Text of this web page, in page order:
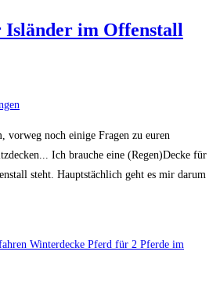
Isländer im Offenstall
vorweg noch einige Fragen zu euren
Ich brauche eine (Regen)Decke für
steht. Hauptstächlich geht es mir darum